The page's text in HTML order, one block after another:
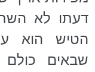
דעתו לא
הטיש הוא
שבאים כולם